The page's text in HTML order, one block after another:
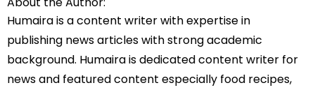
Humaira is a content writer with expertise in
publishing news articles with strong academic
background. Humaira is dedicated content writer for
news and featured content especially food recipes,